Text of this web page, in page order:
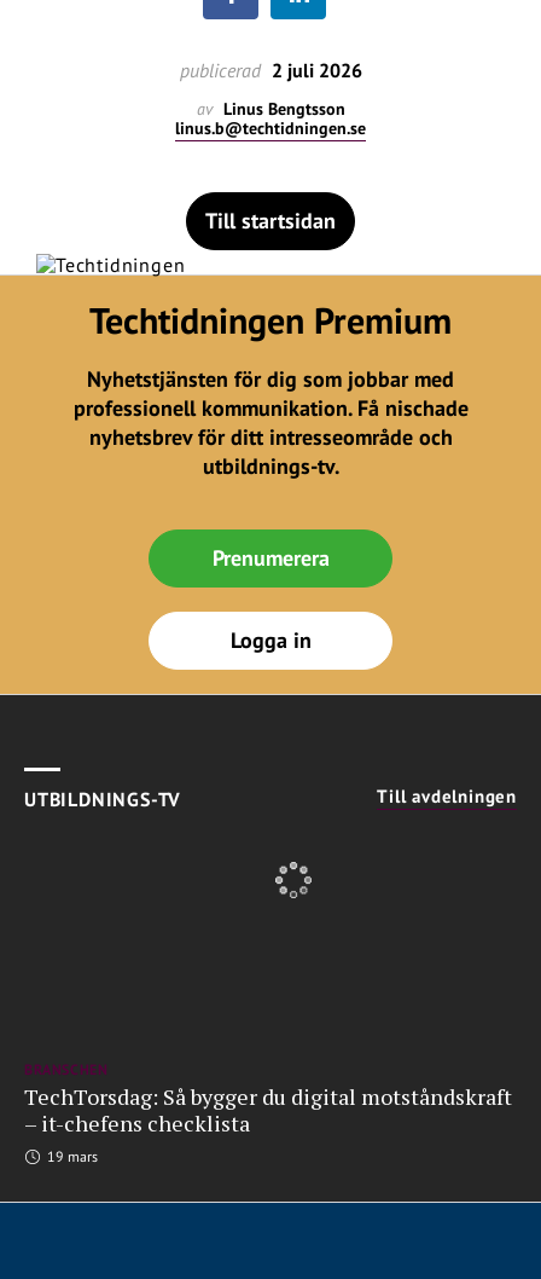
publicerad 2 juli 2026
av Linus Bengtsson
linus.b@techtidningen.se
Till startsidan
Techtidningen Premium
Nyhetstjänsten för dig som jobbar med
professionell kommunikation. Få nischade
nyhetsbrev för ditt intresseområde och
utbildnings-tv.
Prenumerera
Logga in
UTBILDNINGS-TV Till avdelningen
BRANSCHEN
TechTorsdag: Så bygger du digital motståndskraft
– it-chefens checklista
19 mars